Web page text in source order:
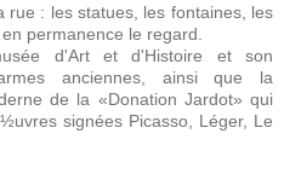
rue : les statues, les fontaines, les
permanence le regard.
d'Art et d'Histoire et son
anciennes, ainsi que la
de la «Donation Jardot» qui
signées Picasso, Léger, Le